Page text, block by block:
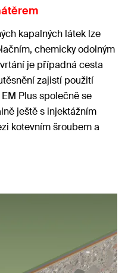
kapalných látek lze
chemicky odolným
je případná cesta
zajistí použití
Plus společně se
ještě s injektážním
kotevním šroubem a